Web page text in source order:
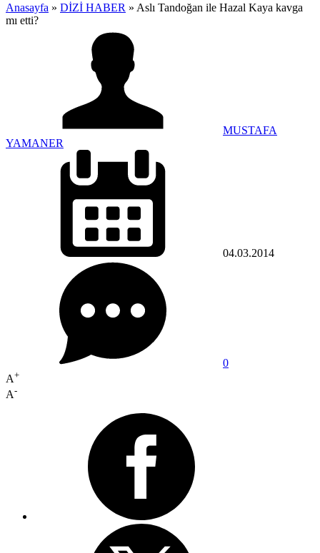
Anasayfa » DİZİ HABER » Aslı Tandoğan ile Hazal Kaya kavga
mı etti?
MUSTAFA
YAMANER
04.03.2014
0
A+
A-